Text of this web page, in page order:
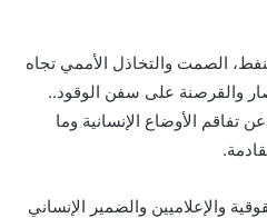
الصمت والتخاذل الأممي تجاه
والقرصنة على سفن الوقود..
تفاقم الأوضاع الإنسانية وما
والإعلاميين والضمير الإنساني